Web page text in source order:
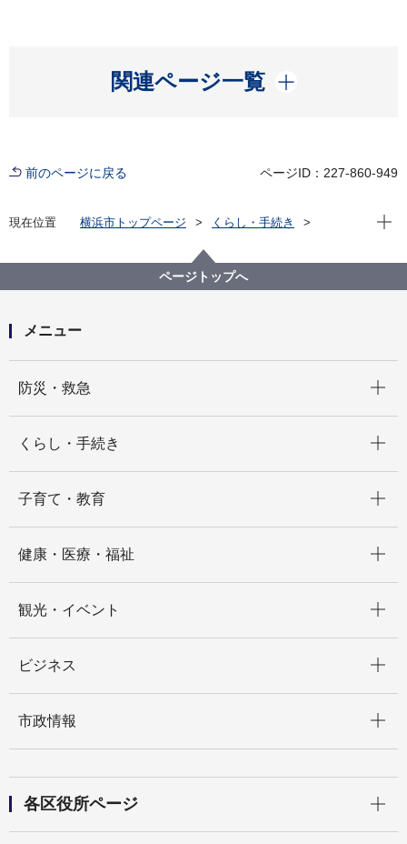
関連ページ一覧
開く
前のページに戻る ページID：227-860-949
現在位置 横浜市トップページ
くらし・手続き
横浜みどりアップ計画
計画の柱１「市民とともに次世代につなぐ森を育む」
現在
ページトップへ
メニュー
防災・救急
くらし・手続き
子育て・教育
健康・医療・福祉
観光・イベント
ビジネス
市政情報
各区役所ページ